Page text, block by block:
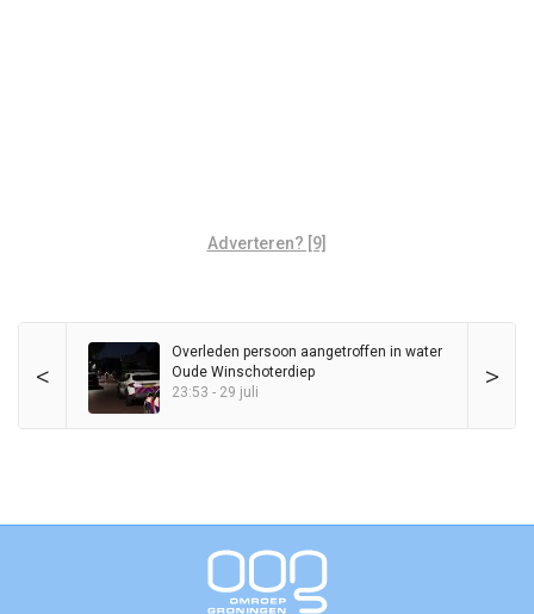
Adverteren? [9]
< >
Overleden persoon aangetroffen in water
Oude Winschoterdiep
23:53 - 29 juli